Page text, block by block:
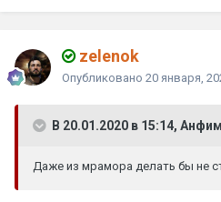
zelenok
Опубликовано 20 января,
В 20.01.2020 в 15:14,
Даже из мрамора делать бы не